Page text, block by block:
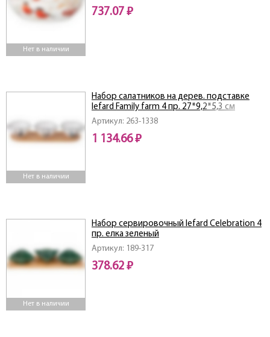
Нет в наличии
737.07 ₽
Нет в наличии
Артикул: 263-1338
Набор салатников на дерев. подставке
lefard Family farm 4 пр. 27*9,2*5,3 см
1 134.66 ₽
Нет в наличии
Артикул: 189-317
Набор сервировочный lefard Celebration 4
пр. елка зеленый
378.62 ₽